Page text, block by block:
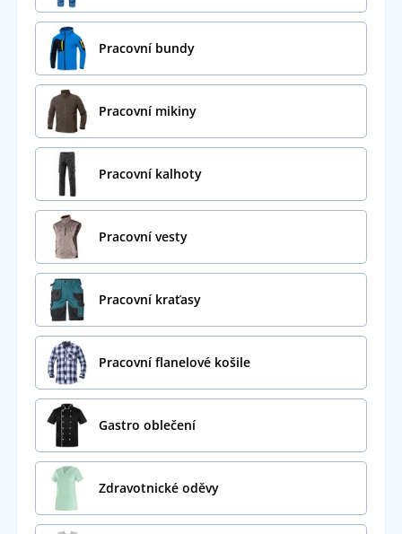
Pracovní bundy
Pracovní mikiny
Pracovní kalhoty
Pracovní vesty
Pracovní kraťasy
Pracovní flanelové košile
Gastro oblečení
Zdravotnické oděvy